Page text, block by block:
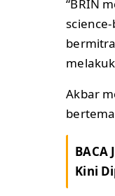
“BRIN
Akbar
BACA
Kini